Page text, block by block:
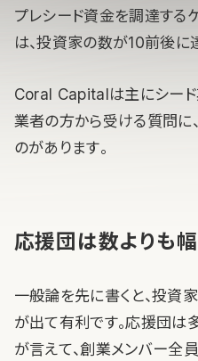
プレシード資金を調達する
は、投資家の数が10前後に
Coral Capitalは主にシード
業者の方から受ける質問に
のがあります。
応援団は数よりも
一般論を先に書くと、投資
が出て有利です。応援団は
が言えて、創業メンバー全